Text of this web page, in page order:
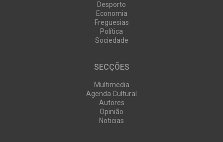
Desporto
Economia
Freguesias
Política
Sociedade
SECÇÕES
Multimedia
Agenda Cultural
Autores
Opinião
Noticias